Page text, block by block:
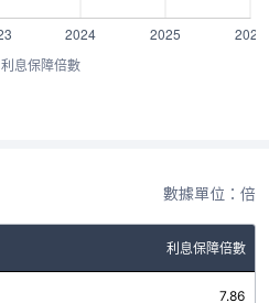
利息保障倍數
數據單位：倍
利息保障倍數
7.86